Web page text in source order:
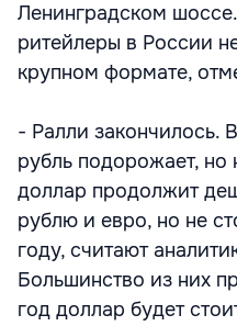
Ленинградском
ритейлеры в России
крупном формате,
- Ралли закончилось.
рубль подорожает,
доллар продолжит
рублю и евро, но не
году, считают
Большинство из них
год доллар будет